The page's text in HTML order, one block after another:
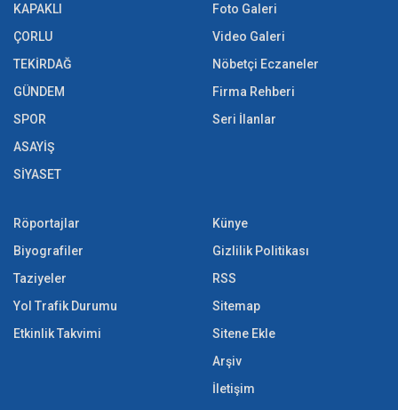
KAPAKLI
ÇORLU
TEKİRDAĞ
GÜNDEM
SPOR
ASAYİŞ
SİYASET
Foto Galeri
Video Galeri
Nöbetçi Eczaneler
Firma Rehberi
Seri İlanlar
Röportajlar
Biyografiler
Taziyeler
Yol Trafik Durumu
Etkinlik Takvimi
Künye
Gizlilik Politikası
RSS
Sitemap
Sitene Ekle
Arşiv
İletişim